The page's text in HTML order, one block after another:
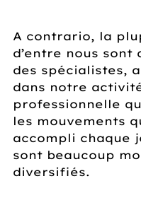
A contrario, la
d’entre nous sont
des spécialistes,
dans notre
professionnelle
les mouvements
accompli chaque
sont beaucoup
diversifiés.